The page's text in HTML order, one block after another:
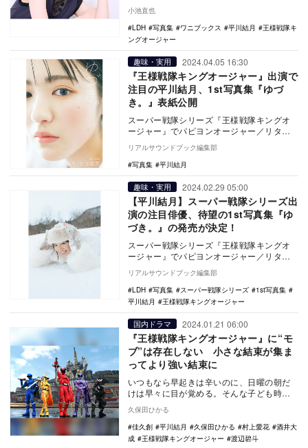
小池直也
LDH
写真集 ワニブックス 平川結月
王様戦隊キ
ングオージャー
趣味・実用 2024.04.05 16:30
『王様戦隊キングオージャー』出演で
注目の平川結月、1st写真集『ゆづ
き。』表紙公開
スーパー戦隊シリーズ『王様戦隊キングオ
ージャー』でパピヨンオージャー／リタ・
カニスカ役を好演し、話題を呼んだ俳優・
平川結月の1s…
リアルサウンドブック編集部
写真集
平川結月
趣味・実用 2024.02.29 05:00
【平川結月】スーパー戦隊シリーズ出
演の注目俳優、待望の1st写真集『ゆ
づき。』の発売が決定！
スーパー戦隊シリーズ『王様戦隊キングオ
ージャー』でパピヨンオージャー／リタ・
カニスカ役を好演し、話題を呼んだ俳優・
平川結月の1s…
リアルサウンドブック編集部
LDH
写真集 スーパー戦隊シリーズ
1st写真集
平川結月
王様戦隊キングオージャー
国内ドラマ 2024.01.21 06:00
『王様戦隊キングオージャー』に“モ
ブ”は存在しない 小さな結束が集ま
ってより強い結束に
いつもなら早起きは辛いのに、日曜の朝だ
けは早々に目が覚める。そんな子ども時代
また、ちょうど…
久保田ひかる
佳久創
平川結月 久保田ひかる 村上愛花
酒井大
成
王様戦隊キングオージャー 渡辺碧斗